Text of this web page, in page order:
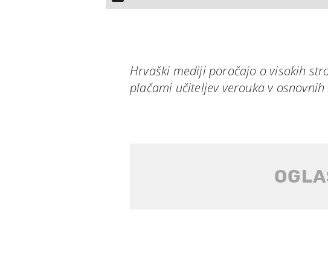
Hrvaški mediji poročajo o visokih
plačami učiteljev verouka v